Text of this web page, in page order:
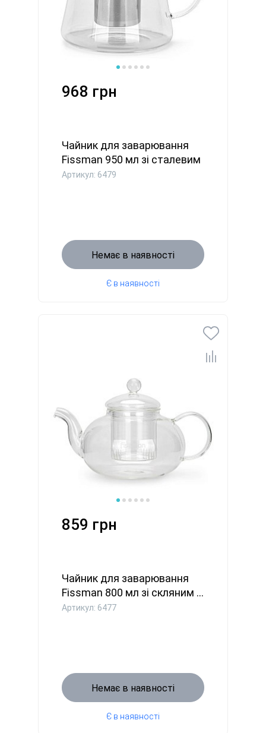
968 грн
Чайник для заварювання
Fissman 950 мл зі сталевим
...
Артикул: 6479
Немає в наявності
Є в наявності
859 грн
Чайник для заварювання
Fissman 800 мл зі скляним ...
Артикул: 6477
Немає в наявності
Є в наявності